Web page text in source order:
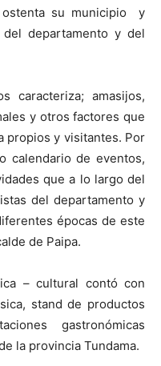
ostenta su municipio y
departamento y del
caracteriza; amasijos,
y otros factores que
propios y visitantes. Por
calendario de eventos,
que a lo largo del
del departamento y
épocas de este
de Paipa.
– cultural contó con
stand de productos
gastronómicas
la provincia Tundama.